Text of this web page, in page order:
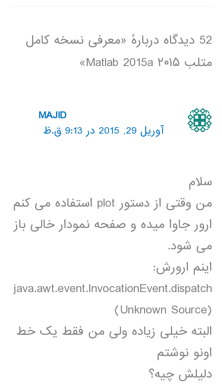
52 دیدگاه دربارهٔ «معرفی نسخه کامل
متلب ۲۰۱۵ Matlab 2015a»
MAJID
آوریل 29, 2015 در 9:13 ق.ظ
سلام
من وقتی از دستور plot استفاده می کنم
ارور جاوا میده و صفحه نمودار خالی باز
می شود.
اینم ارورش:
java.awt.event.InvocationEvent.dispatch
(Unknown Source)
البته خیلی زیاده ولی من فقط یک خط
اونو نوشتم
دلیلش چیه؟